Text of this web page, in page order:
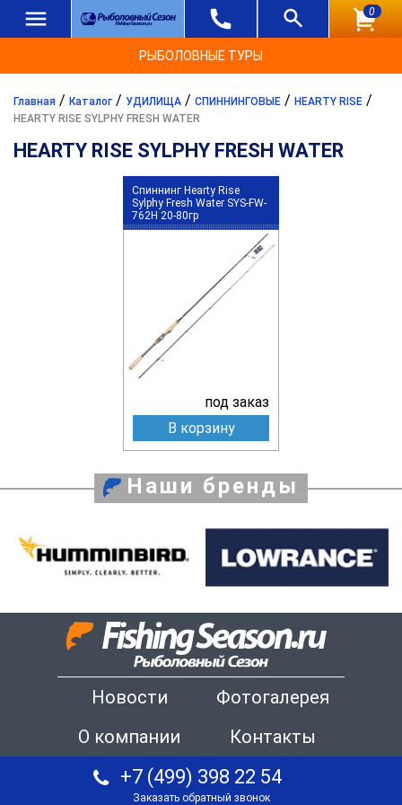
0
РЫБОЛОВНЫЕ ТУРЫ
Главная / Каталог / УДИЛИЩА / СПИННИНГОВЫЕ / HEARTY RISE /
HEARTY RISE SYLPHY FRESH WATER
HEARTY RISE SYLPHY FRESH WATER
Спиннинг Hearty Rise
Sylphy Fresh Water SYS-FW-
762H 20-80гр
под заказ
В корзину
Наши бренды
Новости
Фотогалерея
О компании
Контакты
+7 (499) 398 22 54
Заказать обратный звонок